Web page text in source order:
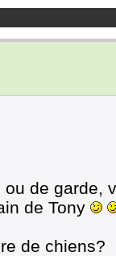
de garde,
de Tony
de chiens?